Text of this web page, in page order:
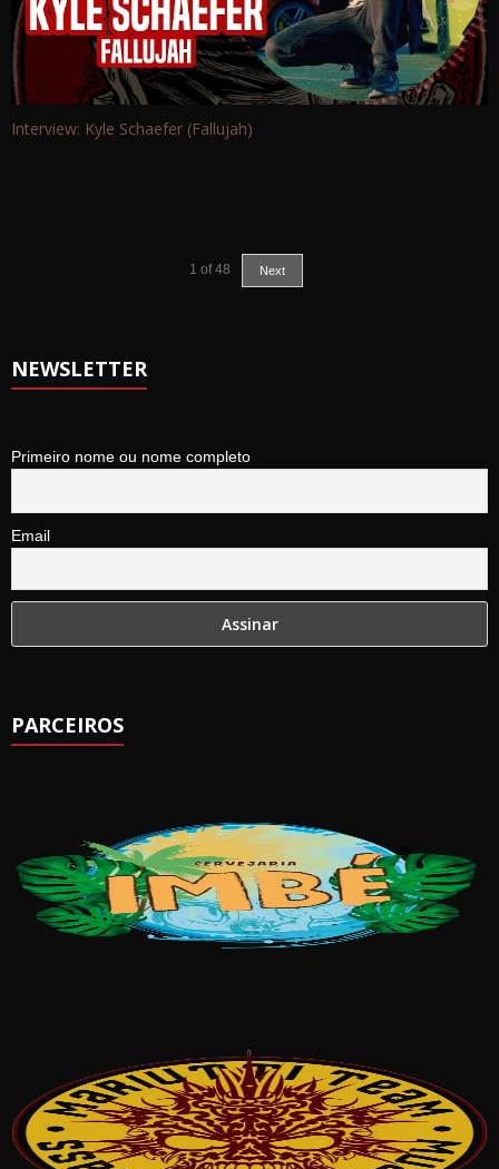
Interview: Kyle Schaefer (Fallujah)
1 of 48 Next
NEWSLETTER
Primeiro nome ou nome completo
Email
PARCEIROS